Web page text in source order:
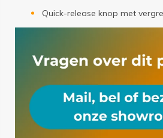
Quick-release knop met